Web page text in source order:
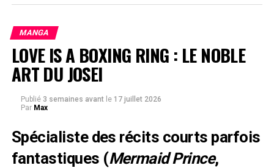
MANGA
LOVE IS A BOXING RING : LE NOBLE
ART DU JOSEI
Publié 3 semaines avant le 17 juillet 2026
Par Max
Spécialiste des récits courts parfois
fantastiques (Mermaid Prince,